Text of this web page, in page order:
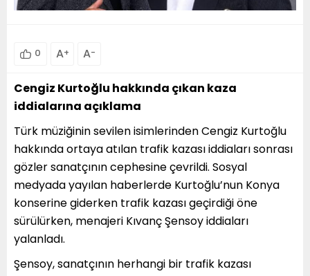
0 A+ A-
Cengiz Kurtoğlu hakkında çıkan kaza
iddialarına açıklama
Türk müziğinin sevilen isimlerinden Cengiz Kurtoğlu
hakkında ortaya atılan trafik kazası iddiaları sonrası
gözler sanatçının cephesine çevrildi. Sosyal
medyada yayılan haberlerde Kurtoğlu’nun Konya
konserine giderken trafik kazası geçirdiği öne
sürülürken, menajeri Kıvanç Şensoy iddiaları
yalanladı.
Şensoy, sanatçının herhangi bir trafik kazası